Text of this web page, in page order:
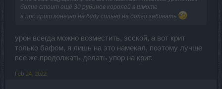
болие стоит ещё 30 рубинов королей в шмоте
а про крит конечно не буду сильно на долго забивать
урон всегда можно возместить, эсской, а вот крит
только бафом, я лишь на это намекал, поэтому лучше
все же продолжать делать упор на крит.
Feb 24, 2022